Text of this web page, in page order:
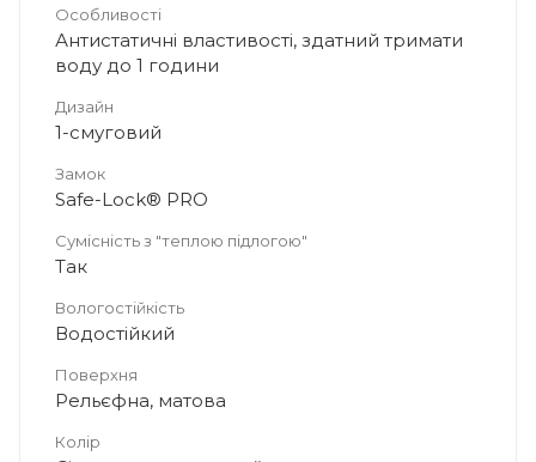
Особливості
Антистатичні властивості, здатний тримати
воду до 1 години
Дизайн
1-смуговий
Замок
Safe-Lock® PRO
Сумісність з "теплою підлогою"
Так
Вологостійкість
Водостійкий
Поверхня
Рельєфна, матова
Колір